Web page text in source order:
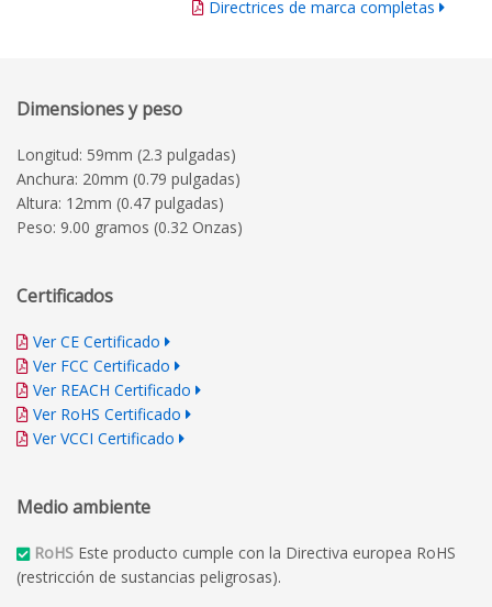
Directrices de marca completas
Dimensiones y peso
Longitud: 59mm (2.3 pulgadas)
Anchura: 20mm (0.79 pulgadas)
Altura: 12mm (0.47 pulgadas)
Peso: 9.00 gramos (0.32 Onzas)
Certificados
Ver CE Certificado
Ver FCC Certificado
Ver REACH Certificado
Ver RoHS Certificado
Ver VCCI Certificado
Medio ambiente
RoHS Este producto cumple con la Directiva europea RoHS
(restricción de sustancias peligrosas).